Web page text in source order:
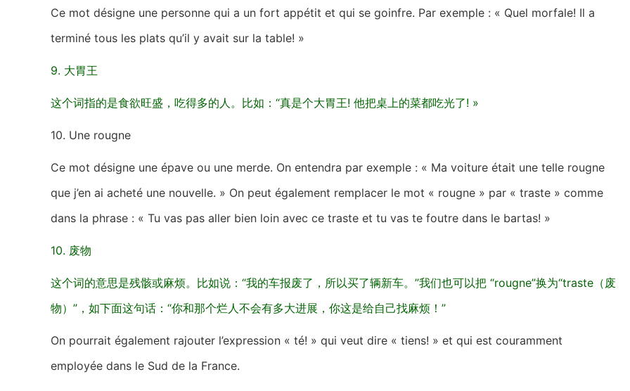
Ce mot désigne une personne qui a un fort appétit et qui se goinfre. Par exemple : « Quel morfale! Il a
terminé tous les plats qu’il y avait sur la table! »
9. 大胃王
这个词指的是食欲旺盛，吃得多的人。比如：“真是个大胃王! 他把桌上的菜都吃光了! »
10. Une rougne
Ce mot désigne une épave ou une merde. On entendra par exemple : « Ma voiture était une telle rougne
que j’en ai acheté une nouvelle. » On peut également remplacer le mot « rougne » par « traste » comme
dans la phrase : « Tu vas pas aller bien loin avec ce traste et tu vas te foutre dans le bartas! »
10. 废物
这个词的意思是残骸或麻烦。比如说：“我的车报废了，所以买了辆新车。”我们也可以把 “rougne”换为“traste（废
物）”，如下面这句话：“你和那个烂人不会有多大进展，你这是给自己找麻烦！”
On pourrait également rajouter l’expression « té! » qui veut dire « tiens! » et qui est couramment
employée dans le Sud de la France.